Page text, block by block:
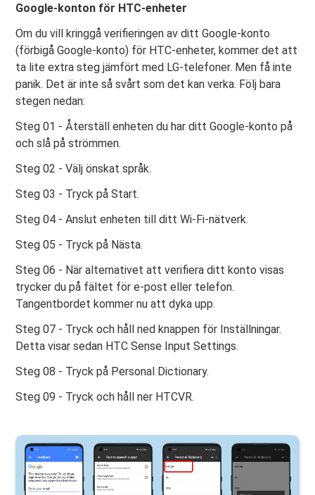
Google-konton för HTC-enheter
Om du vill kringgå verifieringen av ditt Google-konto
(förbigå Google-konto) för HTC-enheter, kommer det att
ta lite extra steg jämfört med LG-telefoner. Men få inte
panik. Det är inte så svårt som det kan verka. Följ bara
stegen nedan:
Steg 01 - Återställ enheten du har ditt Google-konto på
och slå på strömmen.
Steg 02 - Välj önskat språk.
Steg 03 - Tryck på Start.
Steg 04 - Anslut enheten till ditt Wi-Fi-nätverk.
Steg 05 - Tryck på Nästa.
Steg 06 - När alternativet att verifiera ditt konto visas
trycker du på fältet för e-post eller telefon.
Tangentbordet kommer nu att dyka upp.
Steg 07 - Tryck och håll ned knappen för Inställningar.
Detta visar sedan HTC Sense Input Settings.
Steg 08 - Tryck på Personal Dictionary.
Steg 09 - Tryck och håll ner HTCVR.